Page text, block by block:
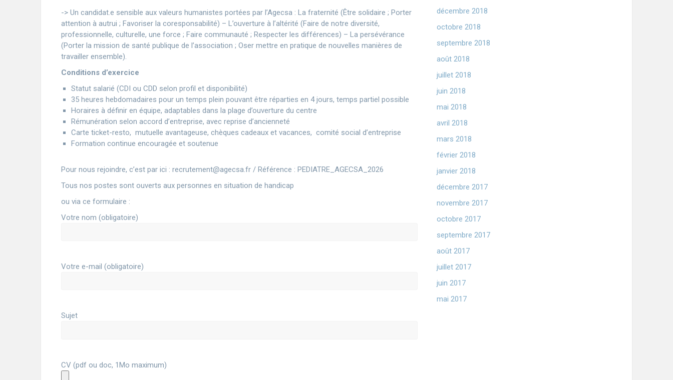
-> Un candidat.e sensible aux valeurs humanistes portées par l’Agecsa : La fraternité (Être solidaire ; Porter
attention à autrui ; Favoriser la coresponsabilité) – L’ouverture à l’altérité (Faire de notre diversité,
professionnelle, culturelle, une force ; Faire communauté ; Respecter les différences) – La persévérance
(Porter la mission de santé publique de l’association ; Oser mettre en pratique de nouvelles manières de
travailler ensemble).
Conditions d’exercice
Statut salarié (CDI ou CDD selon profil et disponibilité)
35 heures hebdomadaires pour un temps plein pouvant être réparties en 4 jours, temps partiel possible
Horaires à définir en équipe, adaptables dans la plage d’ouverture du centre
Rémunération selon accord d’entreprise, avec reprise d’ancienneté
Carte ticket-resto, mutuelle avantageuse, chèques cadeaux et vacances, comité social d’entreprise
Formation continue encouragée et soutenue
Pour nous rejoindre, c’est par ici : recrutement@agecsa.fr / Référence : PEDIATRE_AGECSA_2026
Tous nos postes sont ouverts aux personnes en situation de handicap
ou via ce formulaire :
Votre nom (obligatoire)
Votre e-mail (obligatoire)
Sujet
CV (pdf ou doc, 1Mo maximum)
décembre 2018
octobre 2018
septembre 2018
août 2018
juillet 2018
juin 2018
mai 2018
avril 2018
mars 2018
février 2018
janvier 2018
décembre 2017
novembre 2017
octobre 2017
septembre 2017
août 2017
juillet 2017
juin 2017
mai 2017